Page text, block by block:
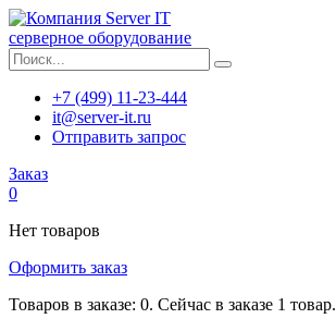
серверное оборудование
+7 (499) 11-23-444
it@server-it.ru
Отправить запрос
Заказ
0
Нет товаров
Оформить заказ
Товаров в заказе: 0. Сейчас в заказе 1 товар.